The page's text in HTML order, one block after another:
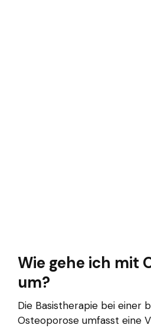
Wie gehe ich mit
um?
Die Basistherapie bei einer
Osteoporose umfasst eine